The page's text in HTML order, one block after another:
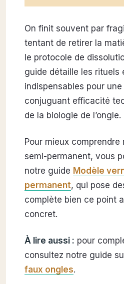
On finit souvent par
tentant de retirer la
le protocole de
guide détaille les rituels
indispensables pour une
conjuguant efficacité
de la biologie de l’ongle.
Pour mieux comprendre
semi-permanent, vous
notre guide Modèle
permanent, qui pose
complète bien ce point
concret.
À lire aussi : pour
consultez notre guide
faux ongles.